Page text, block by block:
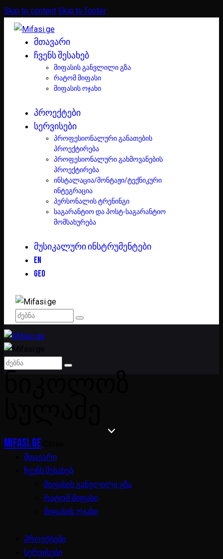
Skip to content Skip to footer
ᲛᲗᲐᲕᲐᲠᲘ
ᲩᲕᲔᲜᲡ ᲨᲔᲡᲐᲮᲔᲑ
მიფასის განვლილი გზა
რატომ მიფასი
მიფასის ოჯახი
ᲞᲠᲝᲔᲥᲢᲔᲑᲘ
ᲡᲔᲠᲕᲘᲡᲔᲑᲘ
პროფესიონალური განათების
პროექტირება
პროფესიონალური გახმოვანების
პროექტირება
ინსტალაცია/მონტაჟი/ტექნიკური
ინტეგრაცია
პერსონალის ტრენინგი
საგარანტიო და პოსტ-საგარანტიო
მომსახურება
ᲛᲣᲡᲘᲙᲐᲚᲣᲠᲘ ᲘᲜᲡᲢᲠᲣᲛᲔᲜᲢᲔᲑᲘ
EN
GEO
ᲜᲘᲙᲝᲚᲝᲖ
Mifasi.ge
მთავარი
ჩვენს შესახებ
მიფასის განვლილი გზა
რატომ მიფასი
მიფასის ოჯახი
პროექტები
სერვისები